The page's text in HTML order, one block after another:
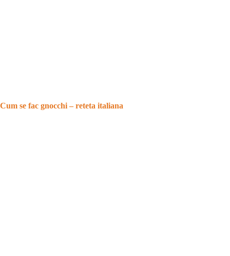
Cum se fac gnocchi – reteta italiana